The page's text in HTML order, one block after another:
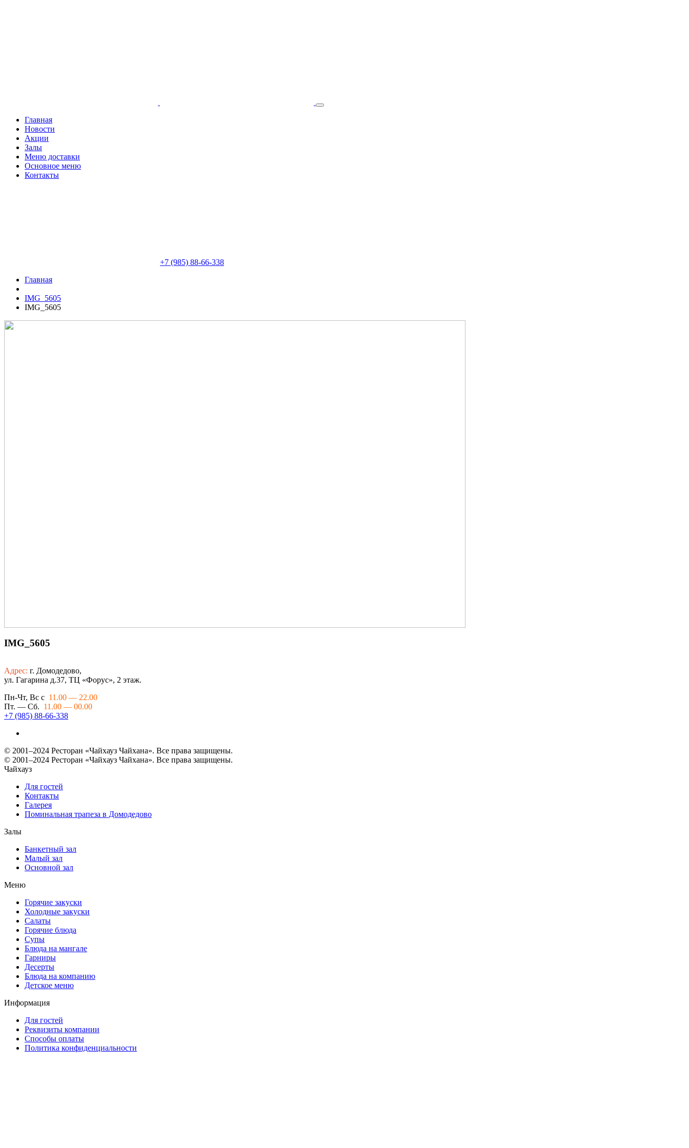
Главная
Новости
Акции
Залы
Меню доставки
Основное меню
Контакты
+7 (985) 88-66-338
Главная
IMG_5605
IMG_5605
IMG_5605
Адрес: г. Домодедово,
ул. Гагарина д.37, ТЦ «Форус», 2 этаж.
Пн-Чт, Вс с 11.00 — 22.00
Пт. — Сб. 11.00 — 00.00
+7 (985) 88-66-338
© 2001–2024 Ресторан «Чайхауз Чайхана». Все права защищены.
© 2001–2024 Ресторан «Чайхауз Чайхана». Все права защищены.
Чайхауз
Для гостей
Контакты
Галерея
Поминальная трапеза в Домодедово
Залы
Банкетный зал
Малый зал
Основной зал
Меню
Горячие закуски
Холодные закуски
Салаты
Горячие блюда
Супы
Блюда на мангале
Гарниры
Десерты
Блюда на компанию
Детское меню
Информация
Для гостей
Реквизиты компании
Способы оплаты
Политика конфиденциальности